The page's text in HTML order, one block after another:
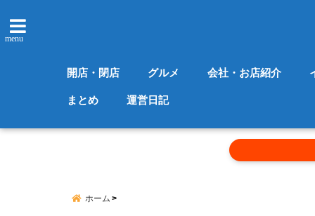
menu
開店・閉店 グルメ 会社・お店紹介
まとめ 運営日記
ホーム